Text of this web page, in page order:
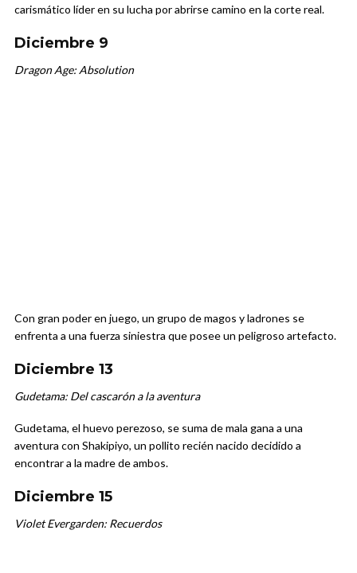
carismático líder en su lucha por abrirse camino en la corte real.
Diciembre 9
Dragon Age: Absolution
Con gran poder en juego, un grupo de magos y ladrones se
enfrenta a una fuerza siniestra que posee un peligroso artefacto.
Diciembre 13
Gudetama: Del cascarón a la aventura
Gudetama, el huevo perezoso, se suma de mala gana a una
aventura con Shakipiyo, un pollito recién nacido decidido a
encontrar a la madre de ambos.
Diciembre 15
Violet Evergarden: Recuerdos